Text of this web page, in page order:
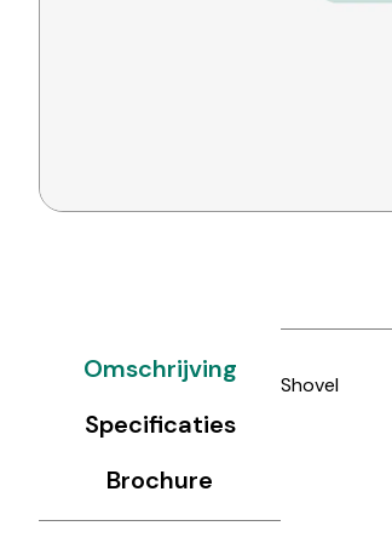
Omschrijving
Specificaties
Brochure
Shovel